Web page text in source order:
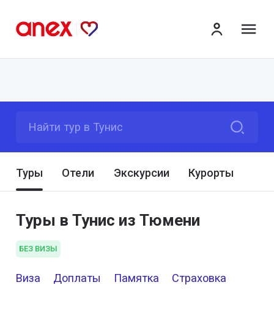
Найти тур в Тунис
Туры Отели Экскурсии Курорты
Туры в Тунис из Тюмени
БЕЗ ВИЗЫ
Виза Доплаты Памятка Страховка